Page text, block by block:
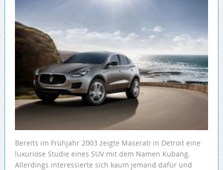
Bereits im Frühjahr 2003 zeigte Maserati in Detroit eine
luxuriöse Studie eines SUV mit dem Namen Kubang.
Allerdings interessierte sich kaum jemand dafür und